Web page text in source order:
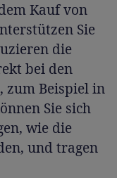
Kauf von
Sie
die
bei den
zum Beispiel in
Sie sich
wie die
und tragen